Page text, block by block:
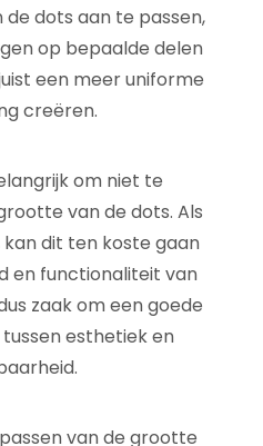
dots aan te passen,
op bepaalde delen
een meer uniforme
creëren.
om niet te
van de dots. Als
dit ten koste gaan
en functionaliteit van
zaak om een goede
esthetiek en
van de grootte